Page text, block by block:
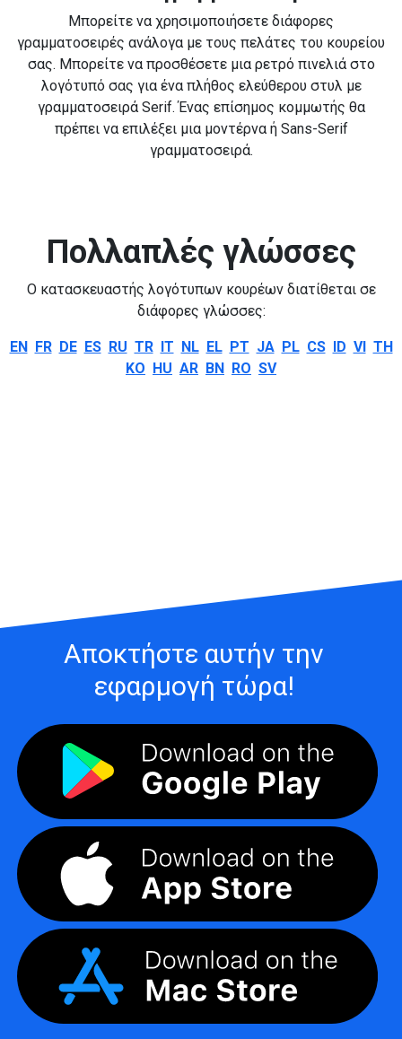
Μπορείτε να χρησιμοποιήσετε διάφορες
γραμματοσειρές ανάλογα με τους πελάτες του κουρείου
σας. Μπορείτε να προσθέσετε μια ρετρό πινελιά στο
λογότυπό σας για ένα πλήθος ελεύθερου στυλ με
γραμματοσειρά Serif. Ένας επίσημος κομμωτής θα
πρέπει να επιλέξει μια μοντέρνα ή Sans-Serif
γραμματοσειρά.
Πολλαπλές γλώσσες
Ο κατασκευαστής λογότυπων κουρέων διατίθεται σε
διάφορες γλώσσες:
EN FR DE ES RU TR IT NL EL PT JA PL CS ID VI TH
KO HU AR BN RO SV
Αποκτήστε αυτήν την
εφαρμογή τώρα!